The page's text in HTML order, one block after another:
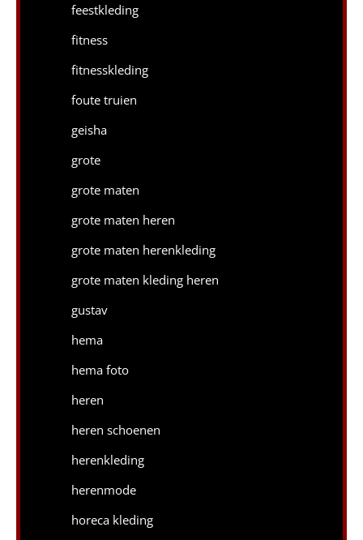
feestkleding
fitness
fitnesskleding
foute truien
geisha
grote
grote maten
grote maten heren
grote maten herenkleding
grote maten kleding heren
gustav
hema
hema foto
heren
heren schoenen
herenkleding
herenmode
horeca kleding